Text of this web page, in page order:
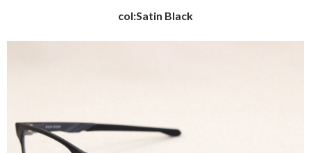
col:Satin Black